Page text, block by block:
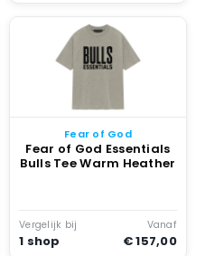
Fear of God
Fear of God Essentials
Bulls Tee Warm Heather
Vergelijk bij
1 shop
Vanaf
€ 157,00